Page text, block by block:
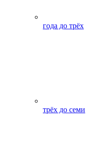
года до трёх
трёх до семи